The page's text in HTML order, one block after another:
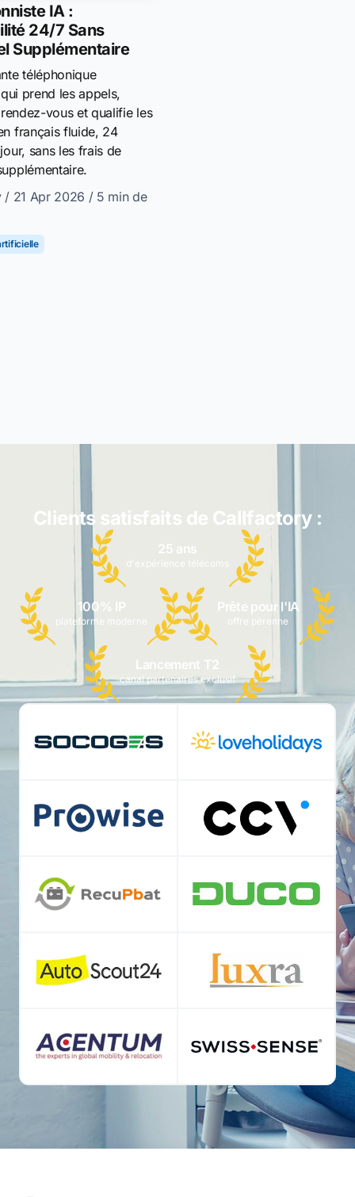
IA :
24/7 Sans
Supplémentaire
téléphonique
prend les appels,
vous et qualifie les
français fluide, 24
sans les frais de
/ 21 Apr 2026 / 5 min de
Clients satisfaits de Callfactory :
25 ans
d'expérience télécoms
100% IP
plateforme moderne
Prête pour l'IA
offre pérenne
Lancement T2
canal partenaires exclusif